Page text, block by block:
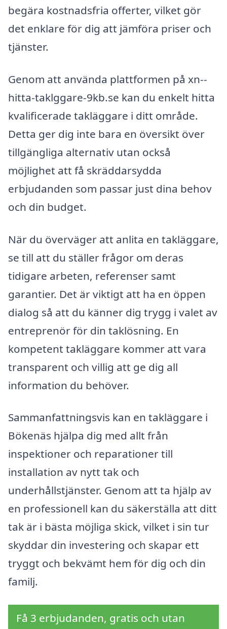
begära kostnadsfria offerter, vilket gör
det enklare för dig att jämföra priser och
tjänster.
Genom att använda plattformen på xn--
hitta-taklggare-9kb.se kan du enkelt hitta
kvalificerade takläggare i ditt område.
Detta ger dig inte bara en översikt över
tillgängliga alternativ utan också
möjlighet att få skräddarsydda
erbjudanden som passar just dina behov
och din budget.
När du överväger att anlita en takläggare,
se till att du ställer frågor om deras
tidigare arbeten, referenser samt
garantier. Det är viktigt att ha en öppen
dialog så att du känner dig trygg i valet av
entreprenör för din taklösning. En
kompetent takläggare kommer att vara
transparent och villig att ge dig all
information du behöver.
Sammanfattningsvis kan en takläggare i
Bökenäs hjälpa dig med allt från
inspektioner och reparationer till
installation av nytt tak och
underhållstjänster. Genom att ta hjälp av
en professionell kan du säkerställa att ditt
tak är i bästa möjliga skick, vilket i sin tur
skyddar din investering och skapar ett
tryggt och bekvämt hem för dig och din
familj.
Få 3 erbjudanden, gratis och utan